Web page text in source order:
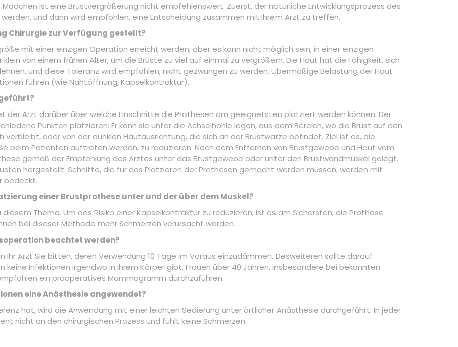
ist eine Brustvergrößerung nicht empfehlenswert. Zuerst, der natürliche Entwicklungsprozess des
und dann wird empfohlen, eine Entscheidung zusammen mit Ihrem Arzt zu treffen.
Chirurgie zur Verfügung gestellt?
mit einer einzigen Operation erreicht werden, aber es kann nicht möglich sein, in einer einzigen
von einem frühen Alter, um die Brüste zu viel auf einmal zu vergrößern. Die Haut hat die Fähigkeit, sich
und diese Toleranz wird empfohlen, nicht gezwungen zu werden. Übermäßige Belastung der Haut
führen (wie Nahtöffnung, Kapselkontraktur).
Arzt darüber über welche Einschnitte die Prothesen am geeignetsten platziert werden können. Der
Punkten platzieren: Er kann sie unter die Achselhöhle legen, aus dem Bereich, wo die Brust auf den
verbleibt, oder von der dunklen Hautausrichtung, die sich an der Brustwarze befindet. Ziel ist es, die
beim Patienten auftreten werden, zu reduzieren. Nach dem Entfernen von Brustgewebe und Haut vom
gemäß der Empfehlung des Arztes unter das Brustgewebe oder unter den Brustwandmuskel gelegt.
hergestellt. Schnitte, die für das Platzieren der Prothesen gemacht werden müssen, werden mit
bedeckt.
einer Brustprothese unter und der über dem Muskel?
Thema. Um das Risiko einer Kapselkontraktur zu reduzieren, ist es am Sichersten, die Prothese
bei diseser Methode mehr Schmerzen verursacht werden.
beachtet werden?
Ihr Arzt Sie bitten, deren Verwendung 10 Tage im Voraus einzudämmen. Desweiteren sollte darauf
Infektionen irgendwo in Ihrem Körper gibt. Frauen über 40 Jahren, insbesondere bei bekannten
ein präoperatives Mammogramm durchzuführen.
eine Anästhesie angewendet?
hat, wird die Anwendung mit einer leichten Sedierung unter örtlicher Anästhesie durchgeführt. In jeder
nicht an den chirurgischen Prozess und fühlt keine Schmerzen.